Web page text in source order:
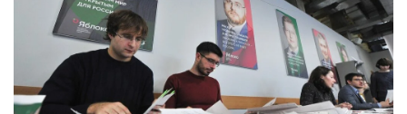
ПОДЕЛИТЬСЯ С ДРУЗЬЯМИ
Если у вас есть вопросы, пишите donate@novayagazeta.ru или
звоните:
+7 (929) 612-03-68